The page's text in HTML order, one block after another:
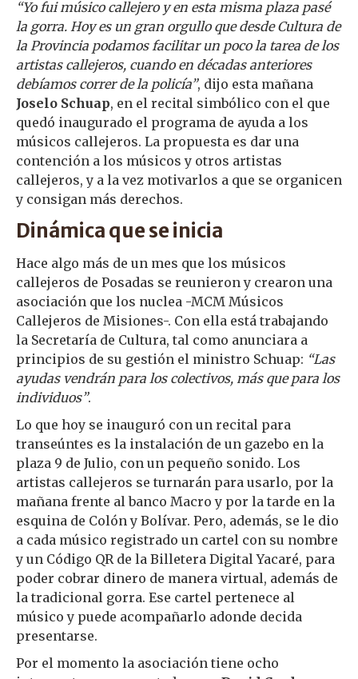
“Yo fui músico callejero y en esta misma plaza pasé
la gorra. Hoy es un gran orgullo que desde Cultura de
la Provincia podamos facilitar un poco la tarea de los
artistas callejeros, cuando en décadas anteriores
debíamos correr de la policía”, dijo esta mañana
Joselo Schuap, en el recital simbólico con el que
quedó inaugurado el programa de ayuda a los
músicos callejeros. La propuesta es dar una
contención a los músicos y otros artistas
callejeros, y a la vez motivarlos a que se organicen
y consigan más derechos.
Dinámica que se inicia
Hace algo más de un mes que los músicos
callejeros de Posadas se reunieron y crearon una
asociación que los nuclea -MCM Músicos
Callejeros de Misiones-. Con ella está trabajando
la Secretaría de Cultura, tal como anunciara a
principios de su gestión el ministro Schuap: “Las
ayudas vendrán para los colectivos, más que para los
individuos”.
Lo que hoy se inauguró con un recital para
transeúntes es la instalación de un gazebo en la
plaza 9 de Julio, con un pequeño sonido. Los
artistas callejeros se turnarán para usarlo, por la
mañana frente al banco Macro y por la tarde en la
esquina de Colón y Bolívar. Pero, además, se le dio
a cada músico registrado un cartel con su nombre
y un Código QR de la Billetera Digital Yacaré, para
poder cobrar dinero de manera virtual, además de
la tradicional gorra. Ese cartel pertenece al
músico y puede acompañarlo adonde decida
presentarse.
Por el momento la asociación tiene ocho